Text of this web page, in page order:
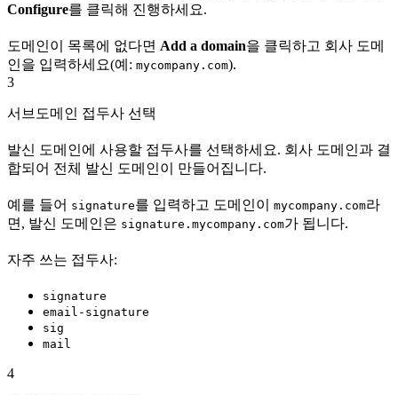
Configure를 클릭해 진행하세요.
도메인이 목록에 없다면 Add a domain을 클릭하고 회사 도메
인을 입력하세요(예: mycompany.com).
3
서브도메인 접두사 선택
발신 도메인에 사용할 접두사를 선택하세요. 회사 도메인과 결
합되어 전체 발신 도메인이 만들어집니다.
예를 들어 signature를 입력하고 도메인이 mycompany.com라
면, 발신 도메인은 signature.mycompany.com가 됩니다.
자주 쓰는 접두사:
signature
email-signature
sig
mail
4